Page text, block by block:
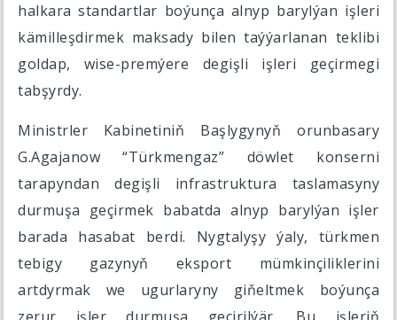
halkara standartlar boýunça alnyp barylýan işleri
kämilleşdirmek maksady bilen taýýarlanan teklibi
goldap, wise-premýere degişli işleri geçirmegi
tabşyrdy.
Ministrler Kabinetiniň Başlygynyň orunbasary
G.Agajanow “Türkmengaz” döwlet konserni
tarapyndan degişli infrastruktura taslamasyny
durmuşa geçirmek babatda alnyp barylýan işler
barada hasabat berdi. Nygtalyşy ýaly, türkmen
tebigy gazynyň eksport mümkinçiliklerini
artdyrmak we ugurlaryny giňeltmek boýunça